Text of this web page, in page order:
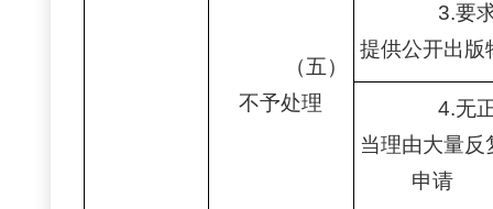
（五）
不予处理
3.要
提供公开出版
4.无
当理由大量反
申请